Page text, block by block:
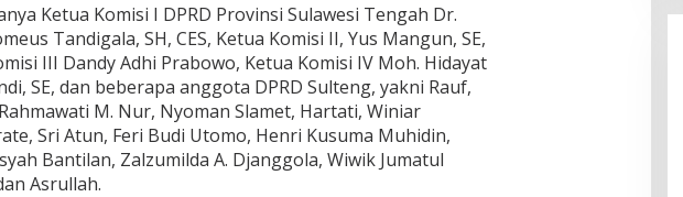
Ketua Komisi I DPRD Provinsi Sulawesi Tengah Dr.
Tandigala, SH, CES, Ketua Komisi II, Yus Mangun, SE,
III Dandy Adhi Prabowo, Ketua Komisi IV Moh. Hidayat
SE, dan beberapa anggota DPRD Sulteng, yakni Rauf,
M. Nur, Nyoman Slamet, Hartati, Winiar
Sri Atun, Feri Budi Utomo, Henri Kusuma Muhidin,
Bantilan, Zalzumilda A. Djanggola, Wiwik Jumatul
Asrullah.